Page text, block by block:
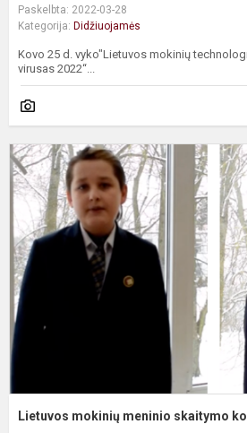
Paskelbta: 2022-03-28
Kategorija: Didžiuojamės
Kovo 25 d. vyko"Lietuvos mokinių
virusas 2022“...
Lietuvos mokinių meninio skaitymo